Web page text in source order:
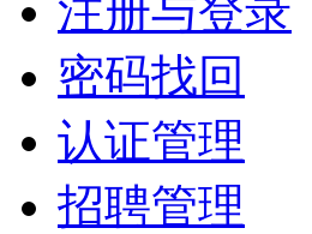
注册与登录
密码找回
认证管理
招聘管理